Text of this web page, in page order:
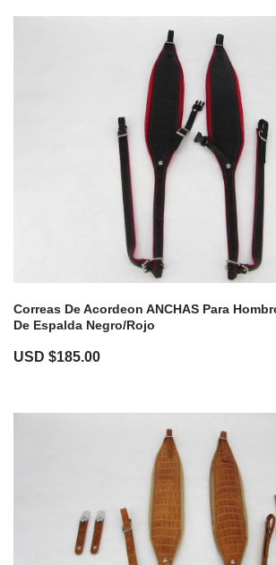
Correas De Acordeon ANCHAS Para
De Espalda Negro/Rojo
USD $185.00